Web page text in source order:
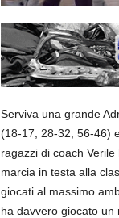
Serviva una grande
(18-17, 28-32, 56-46)
ragazzi di coach
marcia in testa alla
giocati al massimo
ha davvero giocato un